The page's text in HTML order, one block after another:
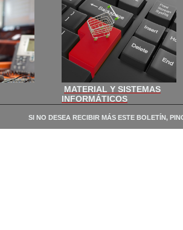
MATERIAL Y SISTEMAS
INFORMÁTICOS
SI NO DESEA RECIBIR MÁS ESTE BOLETÍN,